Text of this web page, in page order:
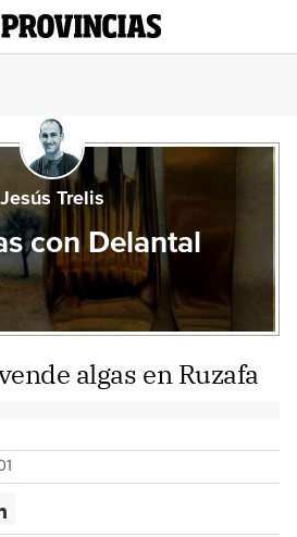
Jesús Trelis
con Delantal
algas en Ruzafa